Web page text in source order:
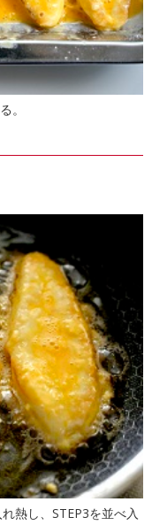
。
熱し、STEP3を並べ入